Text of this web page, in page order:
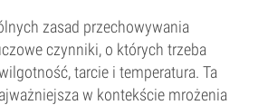
zasad przechowywania
czynniki, o których trzeba
tarcie i temperatura. Ta
w kontekście mrożenia